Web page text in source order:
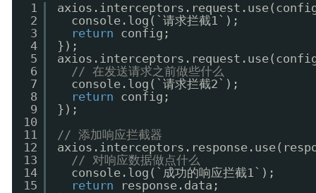
1
2
3
4
5
6
7
8
9
10
11
12
13
14
15
console.log(`请求拦截1`);
return
config;
});
// 在发送请求之前做些什么
console.log(`请求拦截2`);
return
config;
});
// 添加响应拦截器
// 对响应数据做点什么
console.log(`成功的响应拦截1`);
return
response.data;